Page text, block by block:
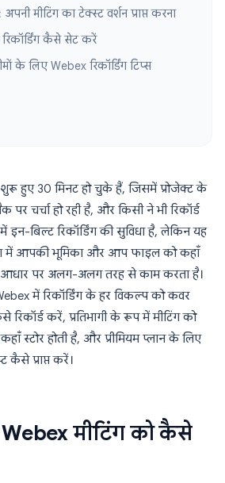
अपनी मीटिंग का टेक्स्ट वर्शन प्राप्त करना
कैसे सेट करें
के लिए Webex रिकॉर्डिंग टिप्स
हुए 30 मिनट हो चुके हैं, जिसमें प्रोजेक्ट के
चर्चा हो रही है, और किसी ने भी रिकॉर्ड
इन-बिल्ट रिकॉर्डिंग की सुविधा है, लेकिन यह
में आपकी भूमिका और आप फाइल को कहाँ
पर अलग-अलग तरह से काम करता है।
में रिकॉर्डिंग के हर विकल्प को कवर
करें, प्रतिभागी के रूप में मीटिंग को
स्टोर होती है, और प्रीमियम प्लान के लिए
कैसे प्राप्त करें।
मीटिंग को कैसे